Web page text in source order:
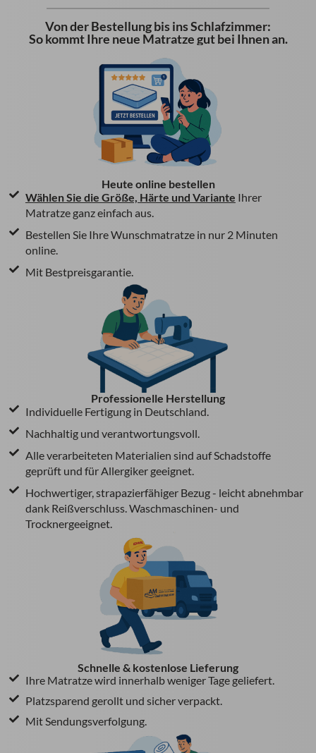
Von der Bestellung bis ins Schlafzimmer:
So kommt Ihre neue Matratze gut bei Ihnen an.
Heute online bestellen
Wählen Sie die Größe, Härte und Variante Ihrer
Matratze ganz einfach aus.
Bestellen Sie Ihre Wunschmatratze in nur 2 Minuten
online.
Mit Bestpreisgarantie.
Professionelle Herstellung
Individuelle Fertigung in Deutschland.
Nachhaltig und verantwortungsvoll.
Alle verarbeiteten Materialien sind auf Schadstoffe
geprüft und für Allergiker geeignet.
Hochwertiger, strapazierfähiger Bezug - leicht abnehmbar
dank Reißverschluss. Waschmaschinen- und
Trocknergeeignet.
Schnelle & kostenlose Lieferung
Ihre Matratze wird innerhalb weniger Tage geliefert.
Platzsparend gerollt und sicher verpackt.
Mit Sendungsverfolgung.